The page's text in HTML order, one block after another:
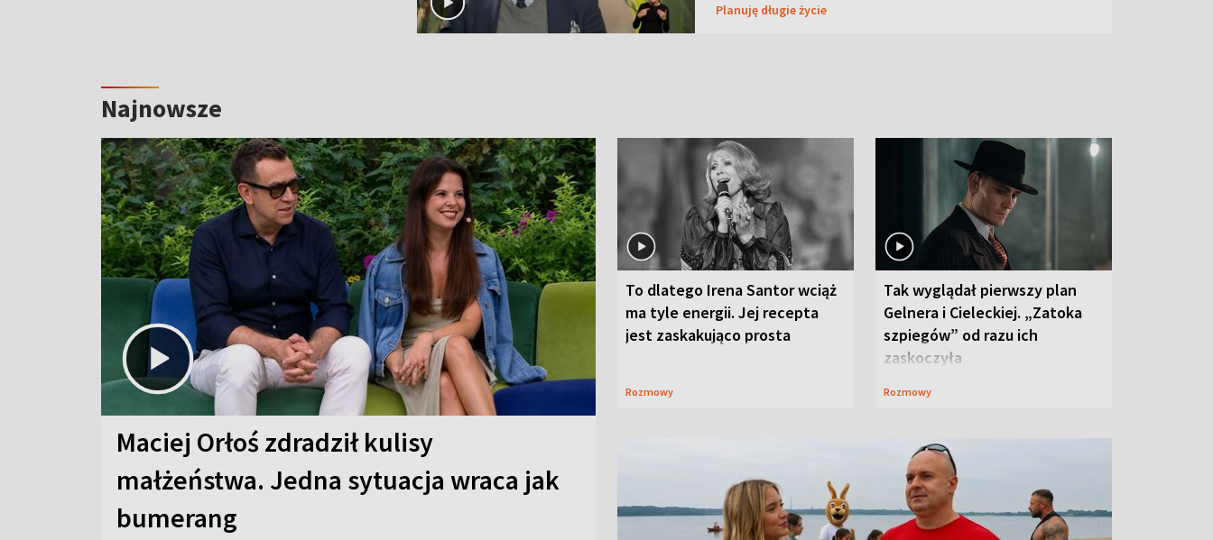
Planuję długie życie
Najnowsze
Maciej Orłoś zdradził kulisy
małżeństwa. Jedna sytuacja wraca jak
bumerang
To dlatego Irena Santor wciąż
ma tyle energii. Jej recepta
jest zaskakująco prosta
Rozmowy
Tak wyglądał pierwszy plan
Gelnera i Cieleckiej. „Zatoka
szpiegów” od razu ich
zaskoczyła
Rozmowy